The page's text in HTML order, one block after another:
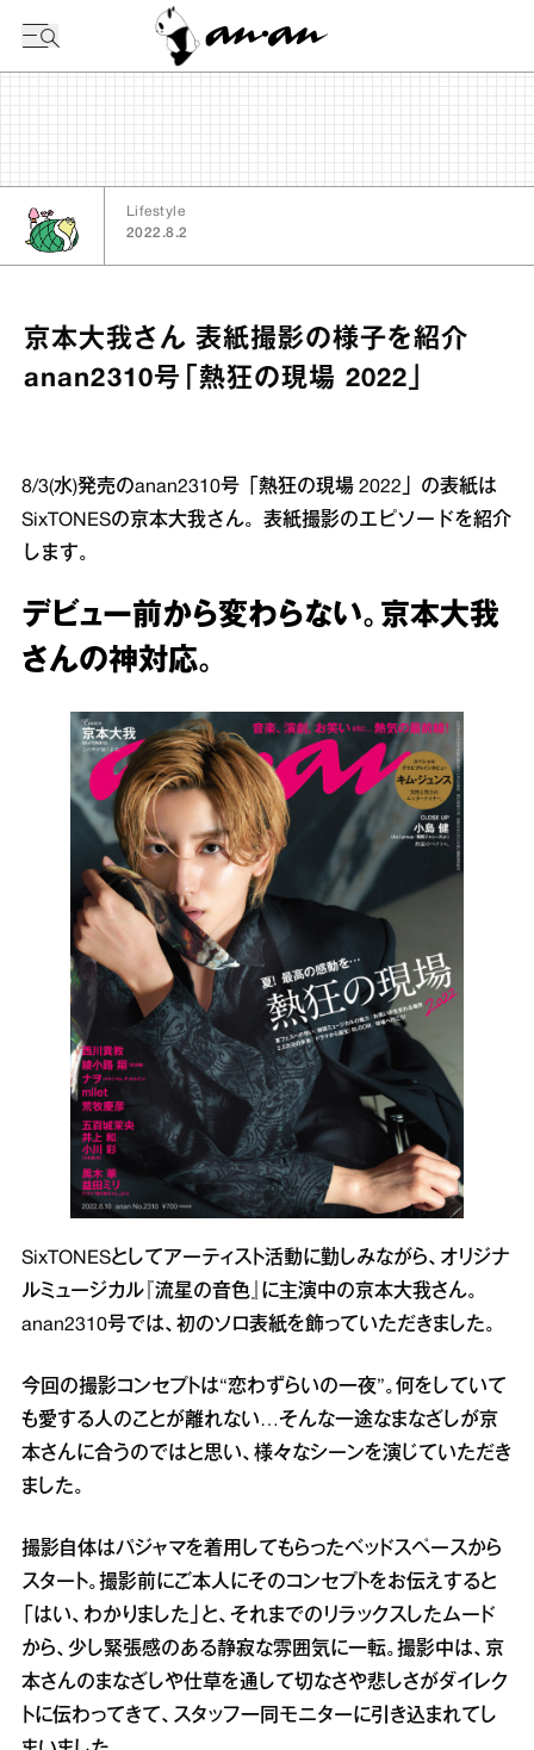
Lifestyle
2022.8.2
京本大我さん 表紙撮影の様子を紹介
anan2310号「熱狂の現場 2022」
8/3(水)発売のanan2310号「熱狂の現場 2022」の表紙は
SixTONESの京本大我さん。表紙撮影のエピソードを紹介
します。
デビュー前から変わらない。京本大我
さんの神対応。
SixTONESとしてアーティスト活動に勤しみながら、オリジナ
ルミュージカル『流星の音色』に主演中の京本大我さん。
anan2310号では、初のソロ表紙を飾っていただきました。
今回の撮影コンセプトは“恋わずらいの一夜”。何をしていて
も愛する人のことが離れない…そんな一途なまなざしが京
本さんに合うのではと思い、様々なシーンを演じていただき
ました。
撮影自体はパジャマを着用してもらったベッドスペースから
スタート。撮影前にご本人にそのコンセプトをお伝えすると
「はい、わかりました」と、それまでのリラックスしたムード
から、少し緊張感のある静寂な雰囲気に一転。撮影中は、京
本さんのまなざしや仕草を通して切なさや悲しさがダイレク
トに伝わってきて、スタッフ一同モニターに引き込まれてし